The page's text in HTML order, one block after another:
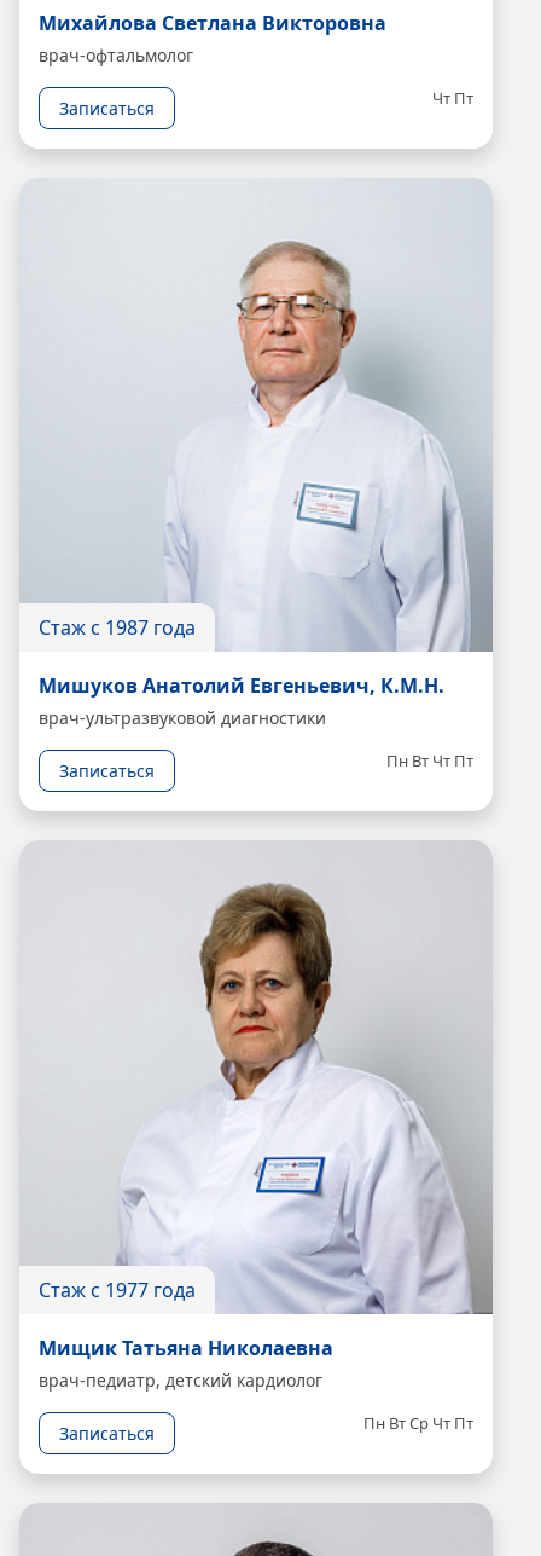
Михайлова Светлана Викторовна
врач-офтальмолог
Записаться Чт Пт
Стаж с 1987 года
Мишуков Анатолий Евгеньевич, К.М.Н.
врач-ультразвуковой диагностики
Записаться Пн Вт Чт Пт
Стаж с 1977 года
Мищик Татьяна Николаевна
врач-педиатр, детский кардиолог
Записаться Пн ВтСр Чт Пт